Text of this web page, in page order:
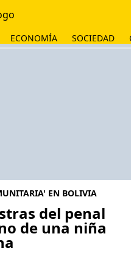
ECONOMÍA SOCIEDAD
EN BOLIVIA
del penal
de una niña